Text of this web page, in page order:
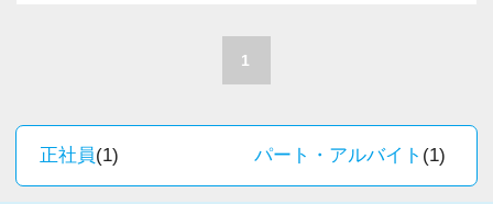
場だと感じています。
・税務経験を活かして成長したい方
・キャリアアップ志向のある方
職員一人ひとりの力がそのまま事業運営に直結
するところで、個人事務所ならではの面白さと
新しいチャレンジが沢山ありますので、飽きる
1
正社員(1) パート・アルバイト (1)